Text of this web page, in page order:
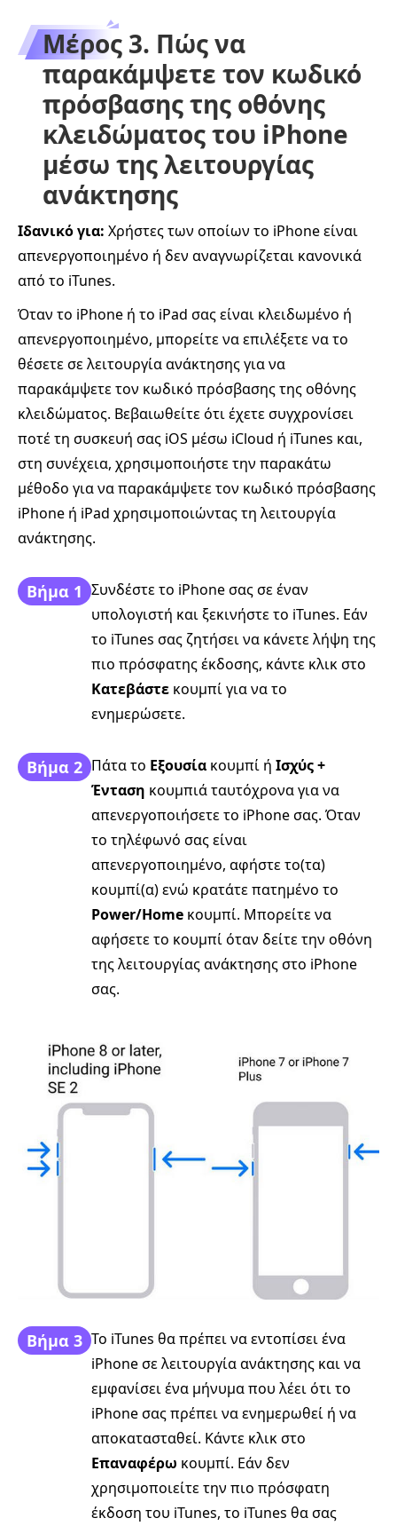
Μέρος 3. Πώς να
παρακάμψετε τον κωδικό
πρόσβασης της οθόνης
κλειδώματος του iPhone
μέσω της λειτουργίας
ανάκτησης
Ιδανικό για: Χρήστες των οποίων το iPhone είναι
απενεργοποιημένο ή δεν αναγνωρίζεται κανονικά
από το iTunes.
Όταν το iPhone ή το iPad σας είναι κλειδωμένο ή
απενεργοποιημένο, μπορείτε να επιλέξετε να το
θέσετε σε λειτουργία ανάκτησης για να
παρακάμψετε τον κωδικό πρόσβασης της οθόνης
κλειδώματος. Βεβαιωθείτε ότι έχετε συγχρονίσει
ποτέ τη συσκευή σας iOS μέσω iCloud ή iTunes και,
στη συνέχεια, χρησιμοποιήστε την παρακάτω
μέθοδο για να παρακάμψετε τον κωδικό πρόσβασης
iPhone ή iPad χρησιμοποιώντας τη λειτουργία
ανάκτησης.
Βήμα 1 Συνδέστε το iPhone σας σε έναν
υπολογιστή και ξεκινήστε το iTunes. Εάν
το iTunes σας ζητήσει να κάνετε λήψη της
πιο πρόσφατης έκδοσης, κάντε κλικ στο
Κατεβάστε κουμπί για να το
ενημερώσετε.
Βήμα 2 Πάτα το Εξουσία κουμπί ή Ισχύς +
Ένταση κουμπιά ταυτόχρονα για να
απενεργοποιήσετε το iPhone σας. Όταν
το τηλέφωνό σας είναι
απενεργοποιημένο, αφήστε το(τα)
κουμπί(α) ενώ κρατάτε πατημένο το
Power/Home κουμπί. Μπορείτε να
αφήσετε το κουμπί όταν δείτε την οθόνη
της λειτουργίας ανάκτησης στο iPhone
σας.
Βήμα 3 Το iTunes θα πρέπει να εντοπίσει ένα
iPhone σε λειτουργία ανάκτησης και να
εμφανίσει ένα μήνυμα που λέει ότι το
iPhone σας πρέπει να ενημερωθεί ή να
αποκατασταθεί. Κάντε κλικ στο
Επαναφέρω κουμπί. Εάν δεν
χρησιμοποιείτε την πιο πρόσφατη
έκδοση του iTunes, το iTunes θα σας